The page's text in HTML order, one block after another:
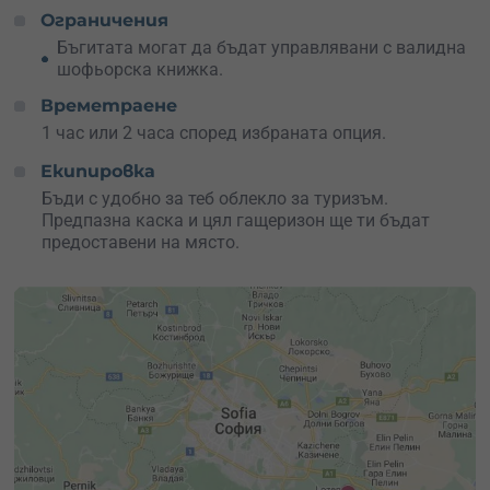
Ограничения
Бъгитата могат да бъдат управлявани с валидна
шофьорска книжка.
Времетраене
1 час или 2 часа според избраната опция.
Екипировка
Бъди с удобно за теб облекло за туризъм.
Предпазна каска и цял гащеризон ще ти бъдат
предоставени на място.